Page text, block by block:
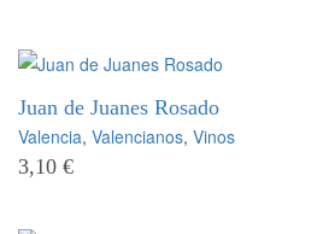
Juan de Juanes Rosado
Valencia, Valencianos, Vinos
3,10 €